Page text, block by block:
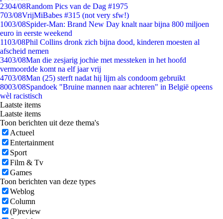
2304/08Random Pics van de Dag #1975
703/08VrijMiBabes #315 (not very sfw!)
1003/08Spider-Man: Brand New Day knalt naar bijna 800 miljoen
euro in eerste weekend
1103/08Phil Collins dronk zich bijna dood, kinderen moesten al
afscheid nemen
3403/08Man die zesjarig jochie met messteken in het hoofd
vermoordde komt na elf jaar vrij
4703/08Man (25) sterft nadat hij lijm als condoom gebruikt
8003/08Spandoek "Bruine mannen naar achteren" in België opeens
wèl racistisch
Laatste items
Laatste items
Toon berichten uit deze thema's
Actueel
Entertainment
Sport
Film & Tv
Games
Toon berichten van deze types
Weblog
Column
(P)review